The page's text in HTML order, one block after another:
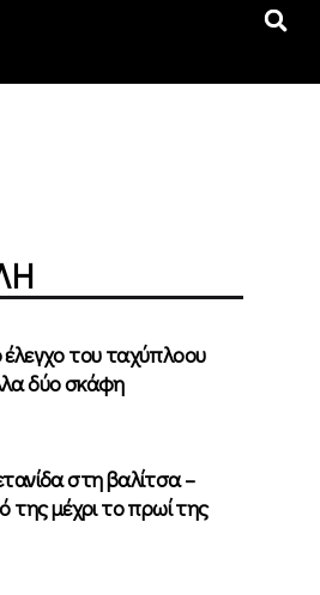
του ταχύπλοου
δύο σκάφη
στη βαλίτσα –
της μέχρι το πρωί της